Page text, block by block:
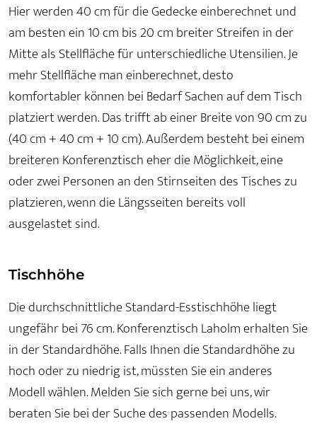
Hier werden 40 cm für die Gedecke einberechnet und
am besten ein 10 cm bis 20 cm breiter Streifen in der
Mitte als Stellfläche für unterschiedliche Utensilien. Je
mehr Stellfläche man einberechnet, desto
komfortabler können bei Bedarf Sachen auf dem Tisch
platziert werden. Das trifft ab einer Breite von 90 cm zu
(40 cm + 40 cm + 10 cm). Außerdem besteht bei einem
breiteren Konferenztisch eher die Möglichkeit, eine
oder zwei Personen an den Stirnseiten des Tisches zu
platzieren, wenn die Längsseiten bereits voll
ausgelastet sind.
Tischhöhe
Die durchschnittliche Standard-Esstischhöhe liegt
ungefähr bei 76 cm. Konferenztisch Laholm erhalten Sie
in der Standardhöhe. Falls Ihnen die Standardhöhe zu
hoch oder zu niedrig ist, müssten Sie ein anderes
Modell wählen. Melden Sie sich gerne bei uns, wir
beraten Sie bei der Suche des passenden Modells.